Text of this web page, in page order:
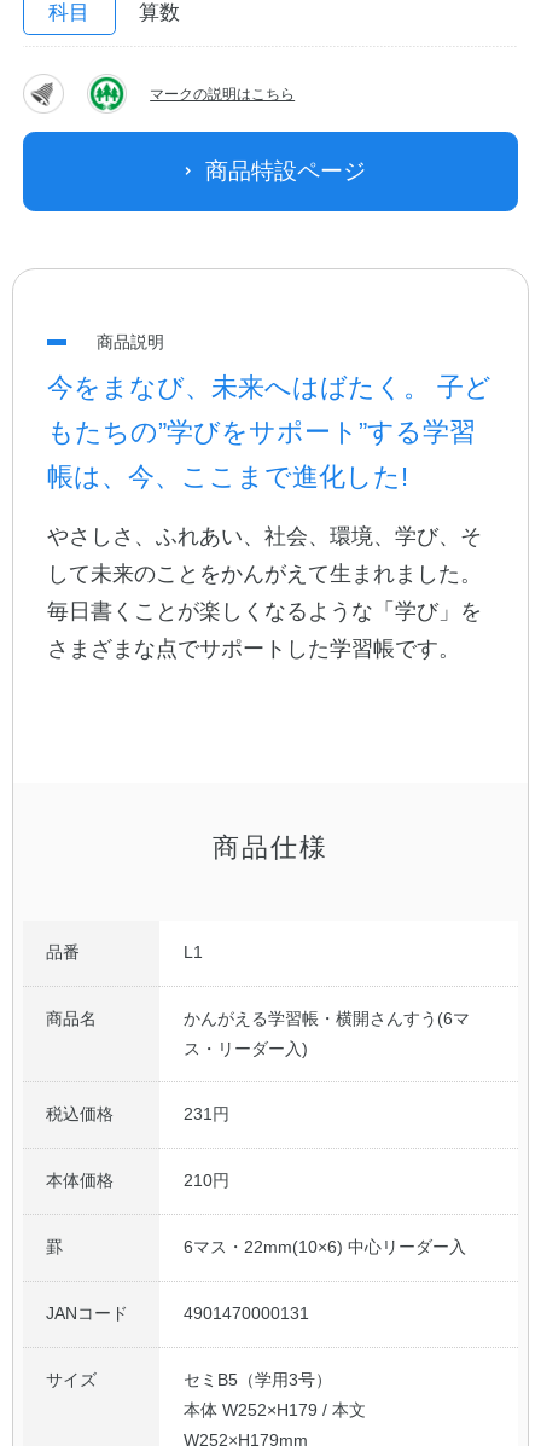
教職員の皆さまへ
法人のお客様へ
OEMご希望の方へ
公式アカウント
日本ノート
科目 算数
マークの説明はこちら
商品特設ページ
商品説明
今をまなび、未来へはばたく。 子ど
もたちの”学びをサポート”する学習
帳は、今、ここまで進化した!
やさしさ、ふれあい、社会、環境、学び、そ
して未来のことをかんがえて生まれました。
毎日書くことが楽しくなるような「学び」を
さまざまな点でサポートした学習帳です。
商品仕様
品番 L1
商品名
かんがえる学習帳・横開さんすう(6マ
ス・リーダー入)
税込価格 231円
本体価格 210円
罫 6マス・22mm(10×6) 中心リーダー入
JANコード 4901470000131
サイズ
セミB5（学用3号）
本体 W252×H179 / 本文
W252×H179mm